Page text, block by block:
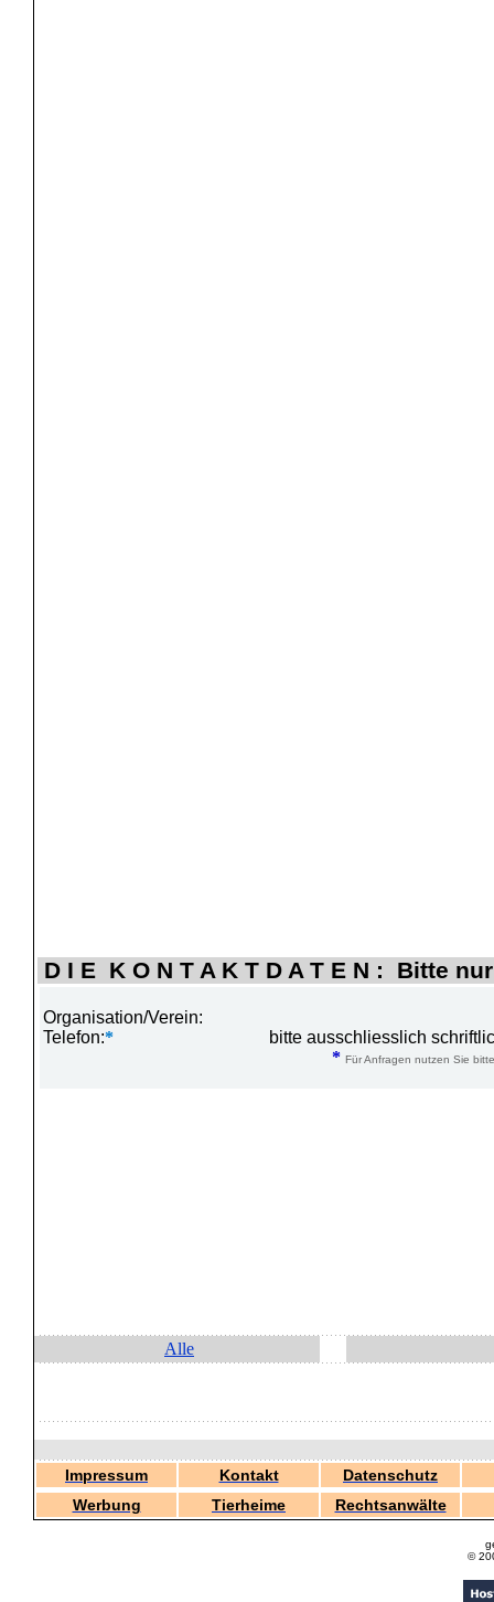
D I E K O N T A K T D A T E N : Bitte
Organisation/Verein:
Telefon:*
bitte ausschliesslich
* Für Anfragen nutzen Sie
Alle
Impressum Kontakt
Datenschutz
Werbung
Tierheime Rechtsanwälte
©